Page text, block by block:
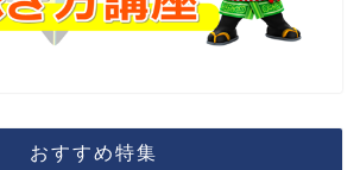
おすすめ特集